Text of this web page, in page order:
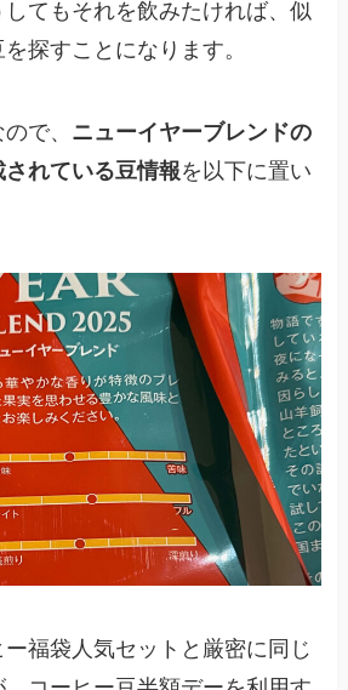
てもそれを飲みたければ、似
探すことになります。
で、 ニューイヤーブレンドの
れている豆情報を以下に置い
福袋人気セットと厳密に同じ